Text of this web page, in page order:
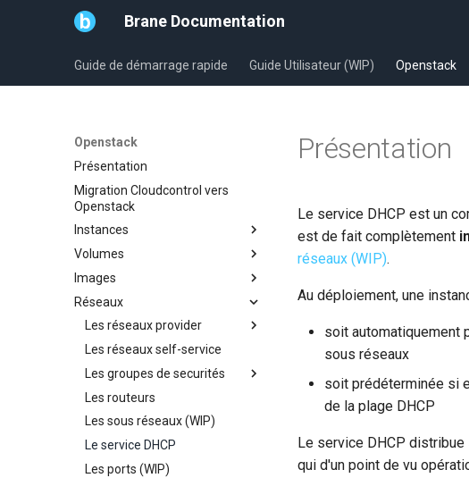
Brane Documentation
Guide de démarrage rapide Guide Utilisateur (WIP) Openstack
Openstack
Présentation
Migration Cloudcontrol vers
Openstack
Instances
Créer une instance
Administrer une instance (WIP)
Redimensionner une instance
Les snapshots d'instance
Ajouter une clé ssh
L'agent cloud-init
L'agent QEMU
Volumes
Attacher un volume
Créer un volume
Détacher un volume
Redimentionner un volume
Créer un snapshot de volume
Images
Uploader une image
Les formats d'images
Visibilité d'une image
Partager une image
Créer une image Windows
Réseaux
Les réseaux provider
Présentation
Lister les réseaux provider
Créer un réseau provider
Lien avec le CloudControl
Partage
Créer un partage
Les réseaux self-service
Les groupes de securités
Présentation
Création
Modification
Les routeurs
Les sous réseaux (WIP)
Le service DHCP
Les ports (WIP)
Présentation
Le service DHCP est un
est de fait complètement
réseaux (WIP).
Au déploiement, une
soit automatiquement
sous réseaux
soit prédéterminée si
de la plage DHCP
Le service DHCP
qui d'un point de vu